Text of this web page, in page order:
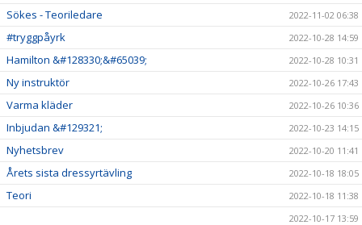
Sökes - Teoriledare 2022-11-02 06:38
#tryggpåyrk 2022-10-28 14:59
Hamilton &#128330;&#65039; 2022-10-28 10:31
Ny instruktör 2022-10-26 17:43
Varma kläder 2022-10-26 10:36
Inbjudan &#129321; 2022-10-23 14:15
Nyhetsbrev 2022-10-20 11:41
Årets sista dressyrtävling 2022-10-18 18:05
Teori
2022-10-18 11:38
2022-10-17 13:59